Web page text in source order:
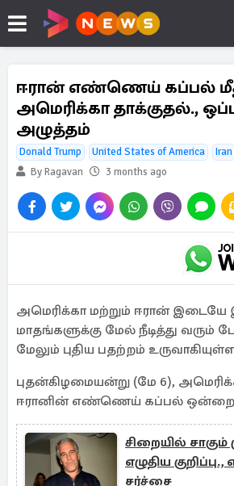
ஈரான் எண்ணெய் கப்பல்
அமெரிக்கா தாக்குதல்.,
அழுத்தம்
Donald Trump United States of America
Iran
By Ragavan
3 months ago
அமெரிக்கா மற்றும் ஈரான் இடையே
மாதங்களுக்கு மேல் நீடித்து வரும்
மேலும் புதிய பதற்றம்
புதன்கிழமையன்று (மே 6),
ஈரானின் எண்ணெய் கப்பல் ஒன்றை
சிறையில்
எழுதிய
சர்ச்சை